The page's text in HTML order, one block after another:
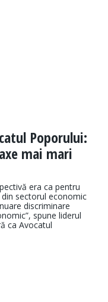
Poporului:
mai mari
era ca pentru
sectorul economic
discriminare
spune liderul
ca Avocatul